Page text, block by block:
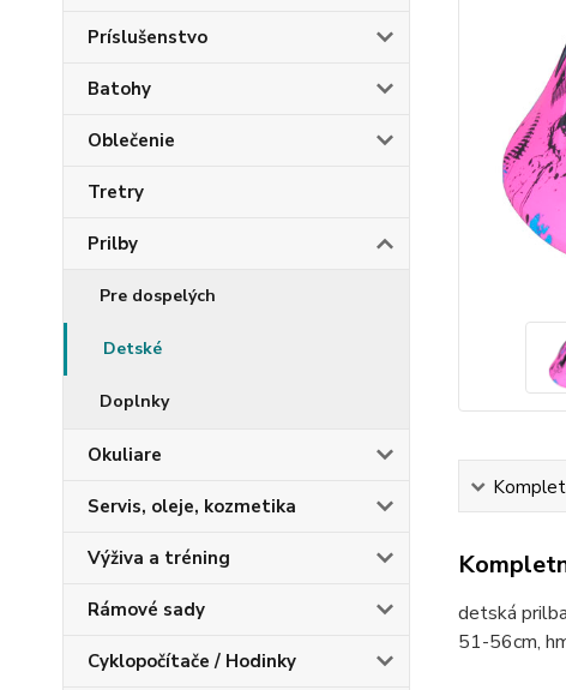
Príslušenstvo
Batohy
Oblečenie
Tretry
Prilby
Pre dospelých
Detské
Doplnky
Okuliare
Servis, oleje, kozmetika
Výživa a tréning
Rámové sady
Cyklopočítače / Hodinky
detská
51-56cm,